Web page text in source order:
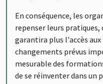
En conséquence, les
repenser leurs
garantira plus l'accès
changements prévus
mesurable des
de se réinventer dans un